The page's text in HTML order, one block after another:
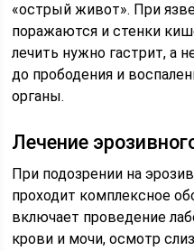
«острый живот». При
поражаются и стенки
лечить нужно гастрит, а
до прободения и
органы.
Лечение
При подозрении на
проходит комплексное
включает проведение
крови и мочи, осмотр